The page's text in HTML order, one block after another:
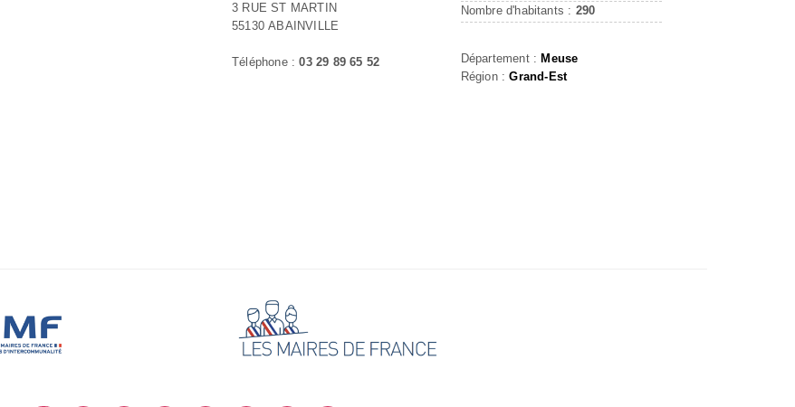
3 RUE ST MARTIN
55130 ABAINVILLE
Téléphone :03 29 89 65 52
Nombre d'habitants : 290
Département : Meuse
Région :Grand-Est